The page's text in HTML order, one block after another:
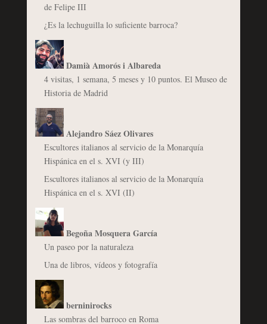
de Felipe III
¿Es la lechuguilla lo suficiente barroca?
Damià Amorós i Albareda
4 visitas, 1 semana, 5 meses y 10 puntos. El Museo de
Historia de Madrid
Alejandro Sáez Olivares
Escultores italianos al servicio de la Monarquía
Hispánica en el s. XVI (y III)
Escultores italianos al servicio de la Monarquía
Hispánica en el s. XVI (II)
Begoña Mosquera García
Un paseo por la naturaleza
Una de libros, vídeos y fotografía
berninirocks
Las sombras del barroco en Roma